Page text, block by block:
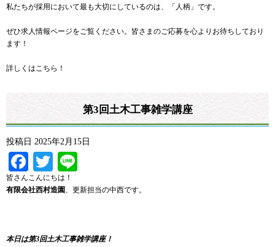
私たちが採用において最も大切にしているのは、「人柄」です。
ぜひ求人情報ページをご覧ください。皆さまのご応募を心よりお待ちしており
ます！
詳しくはこちら！
第3回土木工事雑学講座
投稿日 2025年2月15日
Facebook
Twitter
皆さんこんにちは！
有限会社西村造園、更新担当の中西です。
本日は第3回土木工事雑学講座！